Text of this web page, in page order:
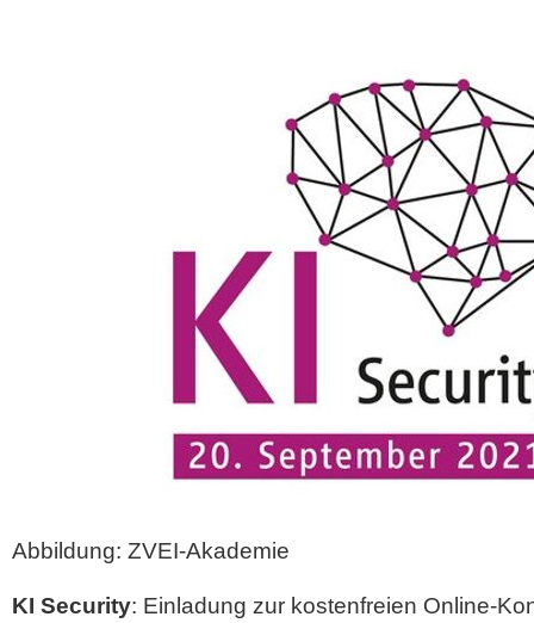
Abbildung: ZVEI-Akademie
KI Security: Einladung zur kostenfreien Online-